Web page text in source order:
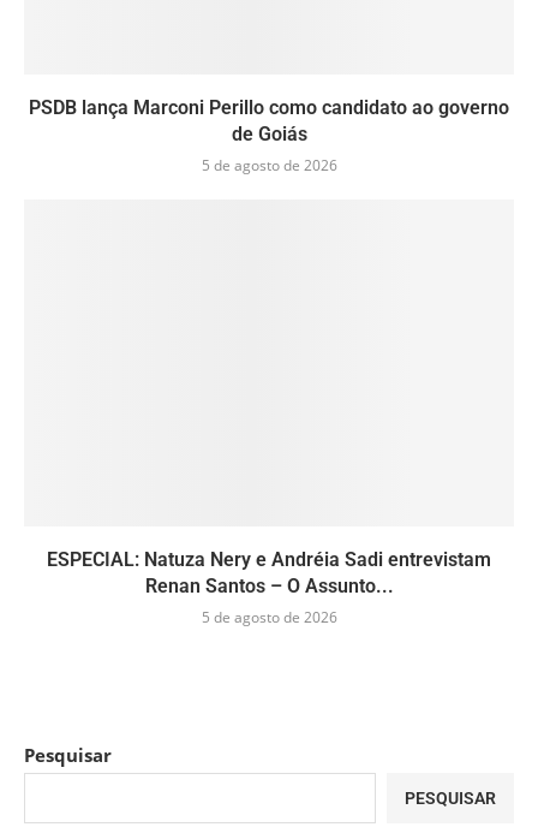
PSDB lança Marconi Perillo como candidato ao governo
de Goiás
5 de agosto de 2026
ESPECIAL: Natuza Nery e Andréia Sadi entrevistam
Renan Santos – O Assunto...
5 de agosto de 2026
Pesquisar
PESQUISAR